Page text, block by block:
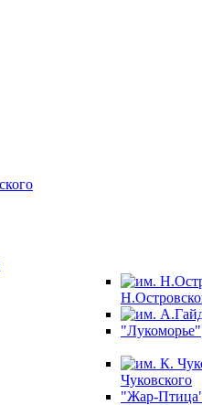
"Лукоморье"
Чуковского
"Жар-